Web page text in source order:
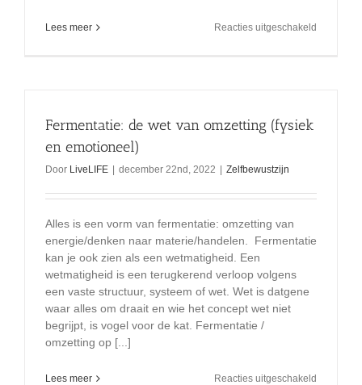
Lees meer Reacties uitgeschakeld
Fermentatie: de wet van omzetting (fysiek
en emotioneel)
Door LiveLIFE | december 22nd, 2022 | Zelfbewustzijn
Alles is een vorm van fermentatie: omzetting van
energie/denken naar materie/handelen. Fermentatie
kan je ook zien als een wetmatigheid. Een
wetmatigheid is een terugkerend verloop volgens
een vaste structuur, systeem of wet. Wet is datgene
waar alles om draait en wie het concept wet niet
begrijpt, is vogel voor de kat. Fermentatie /
omzetting op [...]
Lees meer Reacties uitgeschakeld